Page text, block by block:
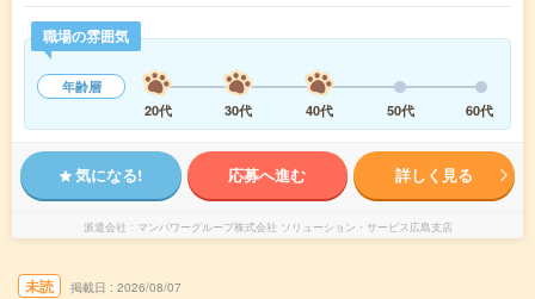
職場の雰囲気
年齢層
20代
30代 40代 50代 60代
気になる! 応募へ進む 詳しく見る
派遣会社 マンパワーグループ株式会社 ソリューション・サービス広島支店
未読 掲載日 2026/08/07